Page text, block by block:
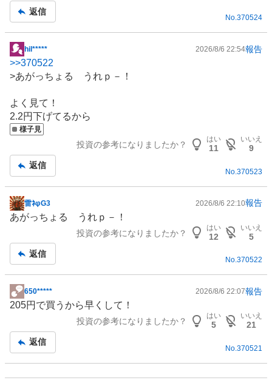
返信
No.370524
掲
示
板
事
hil***** 2026/8/6 22:54報告
>>370522
>あがっちょる うれｐ－！
よく見て！
2.2円下げてるから
様子見
投資の参考になりましたか？
はい
11
いいえ
9
返信
No. 370523
掲
示
事
雷ﾈφG3 2026/8/6 22:10報告
あがっちょる うれｐ－！
投資の参考になりましたか？
はい
12
いいえ
5
返信
No.370522
掲
示
事
650***** 2026/8/6 22:07報告
205円で買うから早くして！
投資の参考になりましたか？
はい
5
いいえ
21
返信
No. 370521